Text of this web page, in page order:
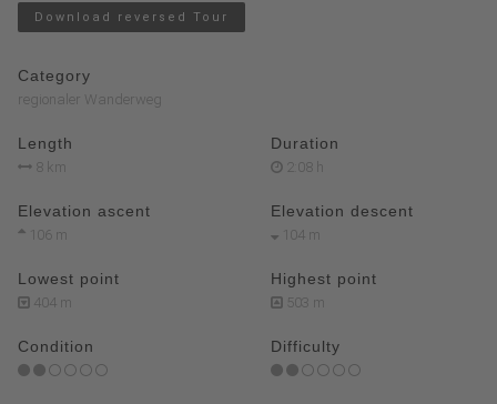
Download reversed Tour
Category
regionaler Wanderweg
Length
8 km
Duration
2:08 h
Elevation ascent
106 m
Elevation descent
104 m
Lowest point
404 m
Highest point
503 m
Condition Difficulty